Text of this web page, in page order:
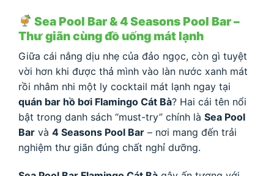
Sea Pool Bar & 4 Seasons Pool Bar –
Thư giãn cùng đồ uống mát lạnh
Giữa cái nắng dịu nhẹ của đảo ngọc, còn gì tuyệt
vời hơn khi được thả mình vào làn nước xanh mát
rồi nhâm nhi một ly cocktail mát lạnh ngay tại
quán bar hồ bơi Flamingo Cát Bà? Hai cái tên nổi
bật trong danh sách “must-try” chính là Sea Pool
Bar và 4 Seasons Pool Bar – nơi mang đến trải
nghiệm thư giãn đúng chất nghỉ dưỡng.